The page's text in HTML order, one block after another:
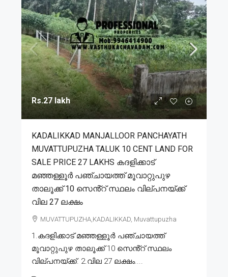
Rs.27 lakh
KADALIKKAD MANJALLOOR PANCHAYATH
MUVATTUPUZHA TALUK 10 CENT LAND FOR
SALE PRICE 27 LAKHS കദളിക്കാട്
മഞ്ഞള്ളൂർ പഞ്ചായത്ത് മൂവാറ്റുപുഴ
താലൂക്ക് 10 സെൻ്റ് സ്ഥലം വില്പനയ്ക്ക്
വില 27 ലക്ഷം
MUVATTUPUZHA,KADALIKKAD, Muvattupuzha
1.കദളിക്കാട് മഞ്ഞള്ളൂർ പഞ്ചായത്ത്
മൂവാറ്റുപുഴ താലൂക്ക് 10 സെൻ്റ് സ്ഥലം
വില്പനയ്ക്ക്. 2.വില 27 ലക്ഷം....